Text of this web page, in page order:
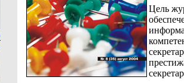
Цель